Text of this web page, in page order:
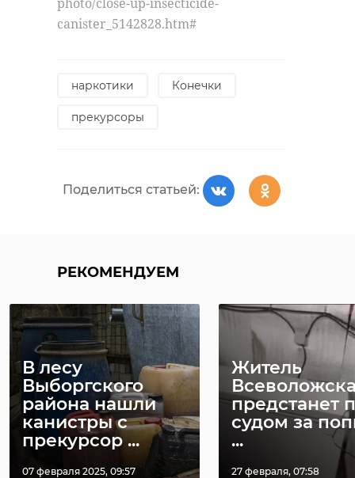
canister_5142828.htm#
наркотики Конечки
прекурсоры
Поделиться статьей:
РЕКОМЕНДУЕМ
В лесу
Выборгского
района нашли
канистры с
прекурсор ...
07 февраля 2025, 09:57
Житель
предстанет
судом за
...
27 февраля, 07:58
Как сообщает телеканал
«СвирьИнфо», Павел Гужов погиб
выполнении боевого задания. У
ленинградца остались жена, дочь
и двое сыновей.